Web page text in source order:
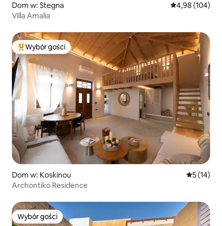
Dom w: Stegna Średnia
4,98 (104)
Villa Amalia
Najpopularniejsze z kategorii Wybór gości
Wybór gości
Dom w: Koskinou Średnia
5 (14)
Archontiko Residence
Wybór gości
Wybór gości